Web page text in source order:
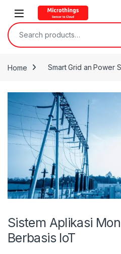
Open
Search for:
Home Smart Grid an Power
Sistem Aplikasi
Berbasis IoT